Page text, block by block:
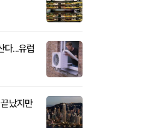
다...유럽
났지만